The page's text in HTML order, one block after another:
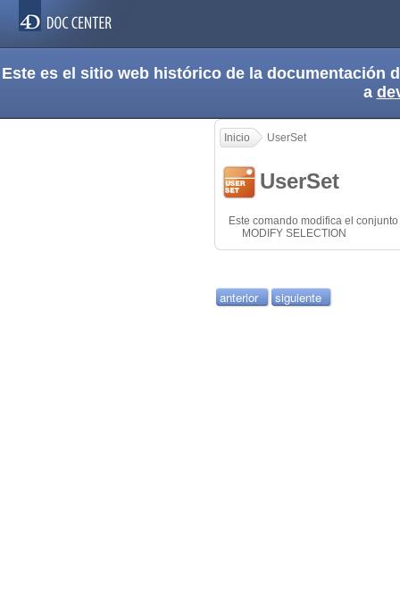
Este es el sitio web histórico de la documentación
a
Inicio UserSet
UserSet
Este comando modifica el
MODIFY SELECTION
anterior siguiente